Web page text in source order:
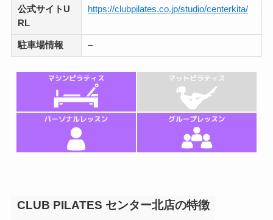
公式サイトU
RL
https://clubpilates.co.jp/studio/centerkita/
駐車場情報 –
CLUB PILATES センター北店の特徴